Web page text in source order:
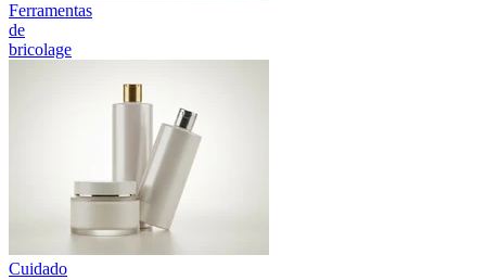
Ferramentas
de
bricolage
Cuidado